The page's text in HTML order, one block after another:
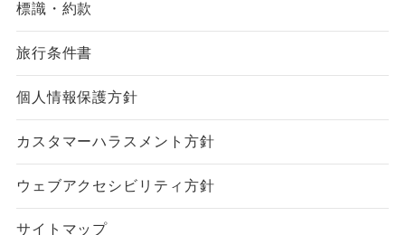
標識・約款
旅行条件書
個人情報保護方針
カスタマーハラスメント方針
ウェブアクセシビリティ方針
サイトマップ